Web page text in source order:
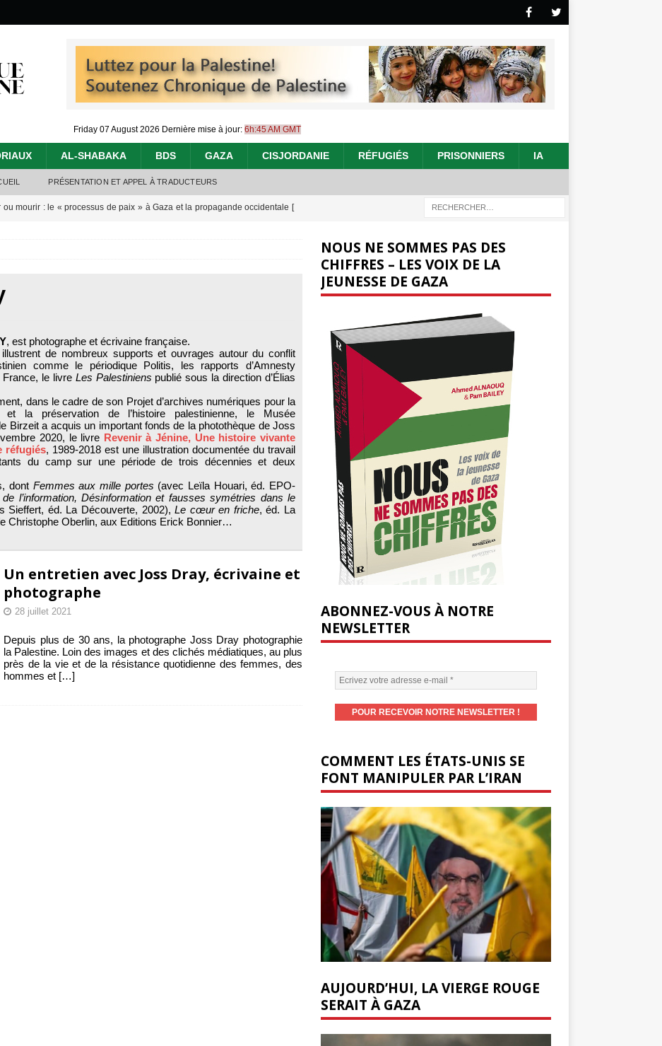
Friday 07 August 2026 Dernière mise à jour: 6h:45 AM GMT
AL-SHABAKA BDS GAZA CISJORDANIE RÉFUGIÉS PRISONNIERS IA
PRÉSENTATION ET APPEL À TRADUCTEURS
ou mourir : le « processus de paix » à Gaza et la propagande occidentale [
de génocide : l’histoire de Gaza au-delà des chiffres
Trump annonce un « accord de paix » à Gaza, les Israéliens multiplie les
Israéliens bombardent des entrepôts de médicaments, aggravant ainsi la
déjà dramatique[ 7 août 2026 ]
, est photographe et écrivaine française.
de nombreux supports et ouvrages autour du conflit
comme le périodique Politis, les rapports d’Amnesty
France, le livre Les Palestiniens publié sous la direction d’Élias
dans le cadre de son Projet d’archives numériques pour la
et la préservation de l’histoire palestinienne, le Musée
Birzeit a acquis un important fonds de la photothèque de Joss
2020, le livre Revenir à Jénine, Une histoire vivante
réfugiés, 1989-2018 est une illustration documentée du travail
du camp sur une période de trois décennies et deux
dont Femmes aux mille portes (avec Leïla Houari, éd. EPO-
l’information, Désinformation et fausses symétries dans le
Sieffert, éd. La Découverte, 2002),Le cœur en friche, éd. La
Christophe Oberlin, aux Editions Erick Bonnier…
Un entretien avec Joss Dray, écrivaine et
photographe
28 juillet 2021
Depuis plus de 30 ans, la photographe Joss Dray photographie
la Palestine. Loin des images et des clichés médiatiques, au plus
près de la vie et de la résistance quotidienne des femmes, des
hommes et […]
NOUS NE SOMMES PAS DES
CHIFFRES – LES VOIX DE LA
JEUNESSE DE GAZA
ABONNEZ-VOUS À NOTRE
NEWSLETTER
COMMENT LES ÉTATS-UNIS SE
FONT MANIPULER PAR L’IRAN
AUJOURD’HUI, LA VIERGE ROUGE
SERAIT À GAZA